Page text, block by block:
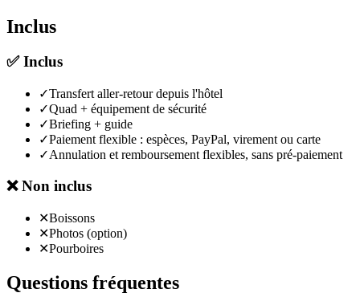
Inclus
✅Inclus
✓Transfert aller-retour depuis l'hôtel
✓Quad + équipement de sécurité
✓Briefing + guide
✓Paiement flexible : espèces, PayPal, virement ou carte
✓Annulation et remboursement flexibles, sans pré-paiement
❌Non inclus
✕Boissons
✕Photos (option)
✕Pourboires
Questions fréquentes